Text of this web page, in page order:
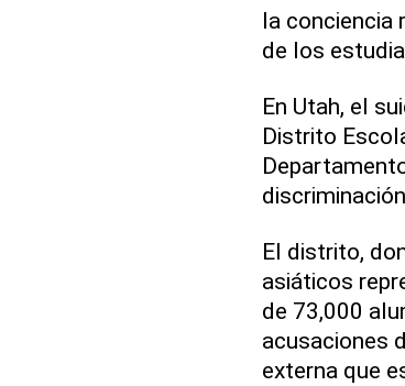
la conciencia
de los
En Utah, el
Distrito
El distrito,
asiáticos
de 73,000
acusaciones
externa que